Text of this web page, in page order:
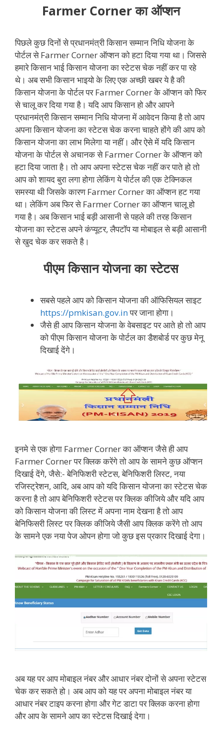
Farmer Corner का ऑप्शन
पिछले कुछ दिनों से प्रधानमंत्री किसान सम्मान निधि योजना के
पोर्टल से Farmer Corner ऑप्शन को हटा दिया गया था। जिससे
हमारे किसान भाई किसान योजना का स्टेटस चेक नहीं कर पा रहे
थे। अब सभी किसान भाइयो के लिए एक अच्छी खबर ये है की
किसान योजना के पोर्टल पर Farmer Corner के ऑप्शन को फिर
से चालू कर दिया गया है। यदि आप किसान हो और आपने
प्रधानमंत्री किसान सम्मान निधि योजना में आवेदन किया है तो आप
अपना किसान योजना का स्टेटस चेक करना चाहते होंगे की आप को
किसान योजना का लाभ मिलेगा या नहीं। और ऐसे में यदि किसान
योजना के पोर्टल से अचानक से Farmer Corner के ऑप्शन को
हटा दिया जाता है। तो आप अपना स्टेटस चेक नहीं कर पाते हो तो
आप को शायद बुरा लगा होगा लेकिंग ये पोर्टल की एक टेक्निकल
समस्या थी जिसके कारण Farmer Corner का ऑप्शन हट गया
था। लेकिंग अब फिर से Farmer Corner का ऑप्शन चालू हो
गया है। अब किसान भाई बड़ी आसानी से पहले की तरह किसान
योजना का स्टेटस अपने कंप्यूटर, लैपटॉप या मोबाइल से बड़ी आसानी
से खुद चेक कर सकते है।
पीएम किसान योजना का स्टेटस
सबसे पहले आप को किसान योजना की ऑफिसियल साइट
https://pmkisan.gov.inपर जाना होगा।
जैसे ही आप किसान योजना के वेबसाइट पर आते हो तो आप
को पीएम किसान योजना के पोर्टल का डैशबोर्ड पर कुछ मेनू
दिखाई देंगे।
इनमे से एक होगा Farmer Corner का ऑप्शन जैसे ही आप
Farmer Corner पर क्लिक करेंगे तो आप के सामने कुछ ऑप्शन
दिखाई देंगे, जैसे:- बेनिफिशरी स्टेटस, बेनिफिशरी लिस्ट, नया
रजिस्ट्रेशन, आदि, अब आप को यदि किसान योजना का स्टेटस चेक
करना है तो आप बेनिफिशरी स्टेटस पर क्लिक कीजिये और यदि आप
को किसान योजना की लिस्ट में अपना नाम देखना है तो आप
बेनिफिसरी लिस्ट पर क्लिक कीजिये जैसी आप क्लिक करेंगे तो आप
के सामने एक नया पेज ओपन होगा जो कुछ इस प्रकार दिखाई देगा।
अब यह पर आप मोबाइल नंबर और आधार नंबर दोनों से अपना स्टेटस
चेक कर सकते हो। अब आप को यह पर अपना मोबाइल नंबर या
आधार नंबर टाइप करना होगा और गेट डाटा पर क्लिक करना होगा
और आप के सामने आप का स्टेटस दिखाई देगा।